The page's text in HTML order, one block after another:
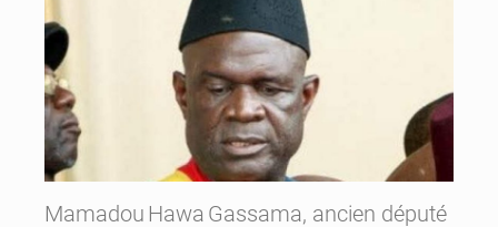
Mamadou Hawa Gassama, ancien député